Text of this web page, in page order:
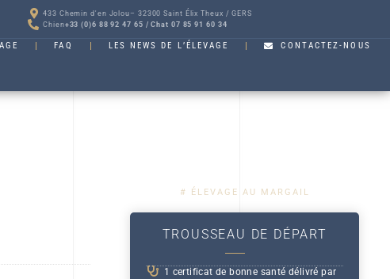
433 Chemin d'en Jolou– 32300 Saint Élix Theux / GERS
Chien+33 (0)6 88 92 47 65 / Chat 07 85 91 60 34
FAQ LES NEWS DE L’ÉLEVAGE CONTACTEZ-NOUS
# ÉLEVAGE AU MARGAIL
TROUSSEAU DE DÉPART
1 certificat de bonne santé délivré par